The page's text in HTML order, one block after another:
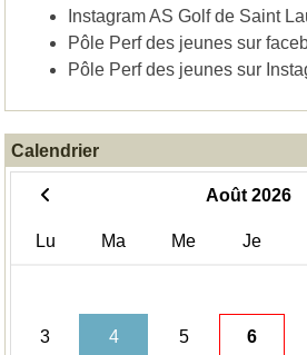
Instagram AS Golf de Saint
Pôle Perf des jeunes sur
Pôle Perf des jeunes sur
Calendrier
Août 2026
Lu Ma Me Je
3 4 5 6